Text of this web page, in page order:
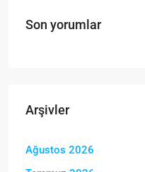
Son yorumlar
Arşivler
Ağustos 2026